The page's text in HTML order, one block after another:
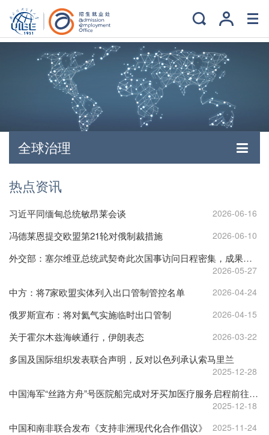
全球治理
热点资讯
习近平同缅甸总统敏昂莱会谈 2026-06-16
冯德莱恩提交欧盟第21轮对俄制裁措施 2026-06-10
外交部：塞尔维亚总统武契奇此次国事访问日程密集，成果丰硕
2026-05-27
中方：将7家欧盟实体列入出口管制管控名单 2026-04-24
俄罗斯宣布：将对氦气实施临时出口管制 2026-04-15
关于霍尔木兹海峡通行，伊朗表态 2026-03-22
多国及国际组织发表联合声明，反对以色列承认索马里兰
2025-12-28
中国海军“丝路方舟”号医院船完成对牙买加医疗服务启程前往巴巴多斯
2025-12-18
中国和南非联合发布《支持非洲现代化合作倡议》 2025-11-24